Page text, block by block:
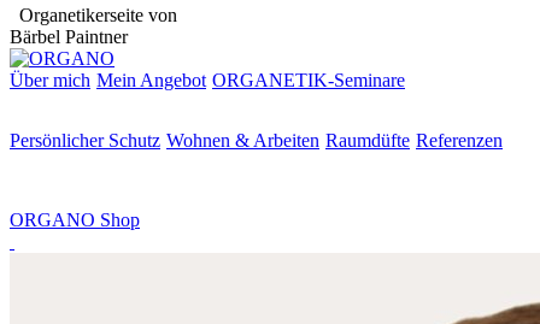
Organetikerseite von
Bärbel Paintner
Über mich Mein Angebot ORGANETIK-Seminare
Persönlicher Schutz Wohnen & Arbeiten Raumdüfte Referenzen
ORGANO Shop